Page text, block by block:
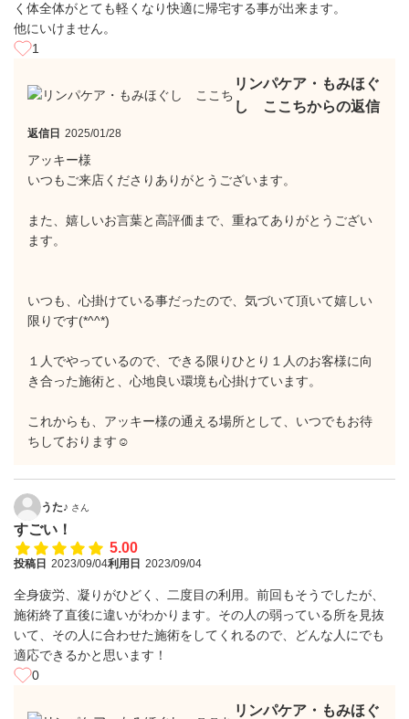
く体全体がとても軽くなり快適に帰宅する事が出来ます。
他にいけません。
1
リンパケア・もみほぐ
し ここちからの返信
返信日 2025/01/28
アッキー様
いつもご来店くださりありがとうございます。
また、嬉しいお言葉と高評価まで、重ねてありがとうござい
ます。
いつも、心掛けている事だったので、気づいて頂いて嬉しい
限りです(*^^*)
１人でやっているので、できる限りひとり１人のお客様に向
き合った施術と、心地良い環境も心掛けています。
これからも、アッキー様の通える場所として、いつでもお待
ちしております☺️
うた♪ さん
すごい！
5.00
投稿日 2023/09/04利用日 2023/09/04
全身疲労、凝りがひどく、二度目の利用。前回もそうでしたが、
施術終了直後に違いがわかります。その人の弱っている所を見抜
いて、その人に合わせた施術をしてくれるので、どんな人にでも
適応できるかと思います！
0
リンパケア・もみほぐ